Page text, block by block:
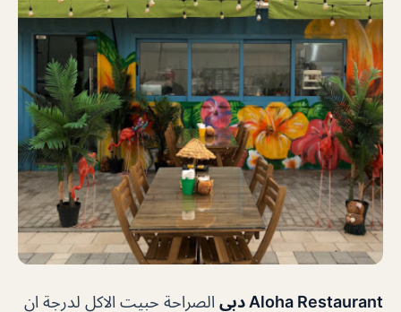
Aloha Restaurant دبي
الصراحة حبيت الاكل لدرجة ان